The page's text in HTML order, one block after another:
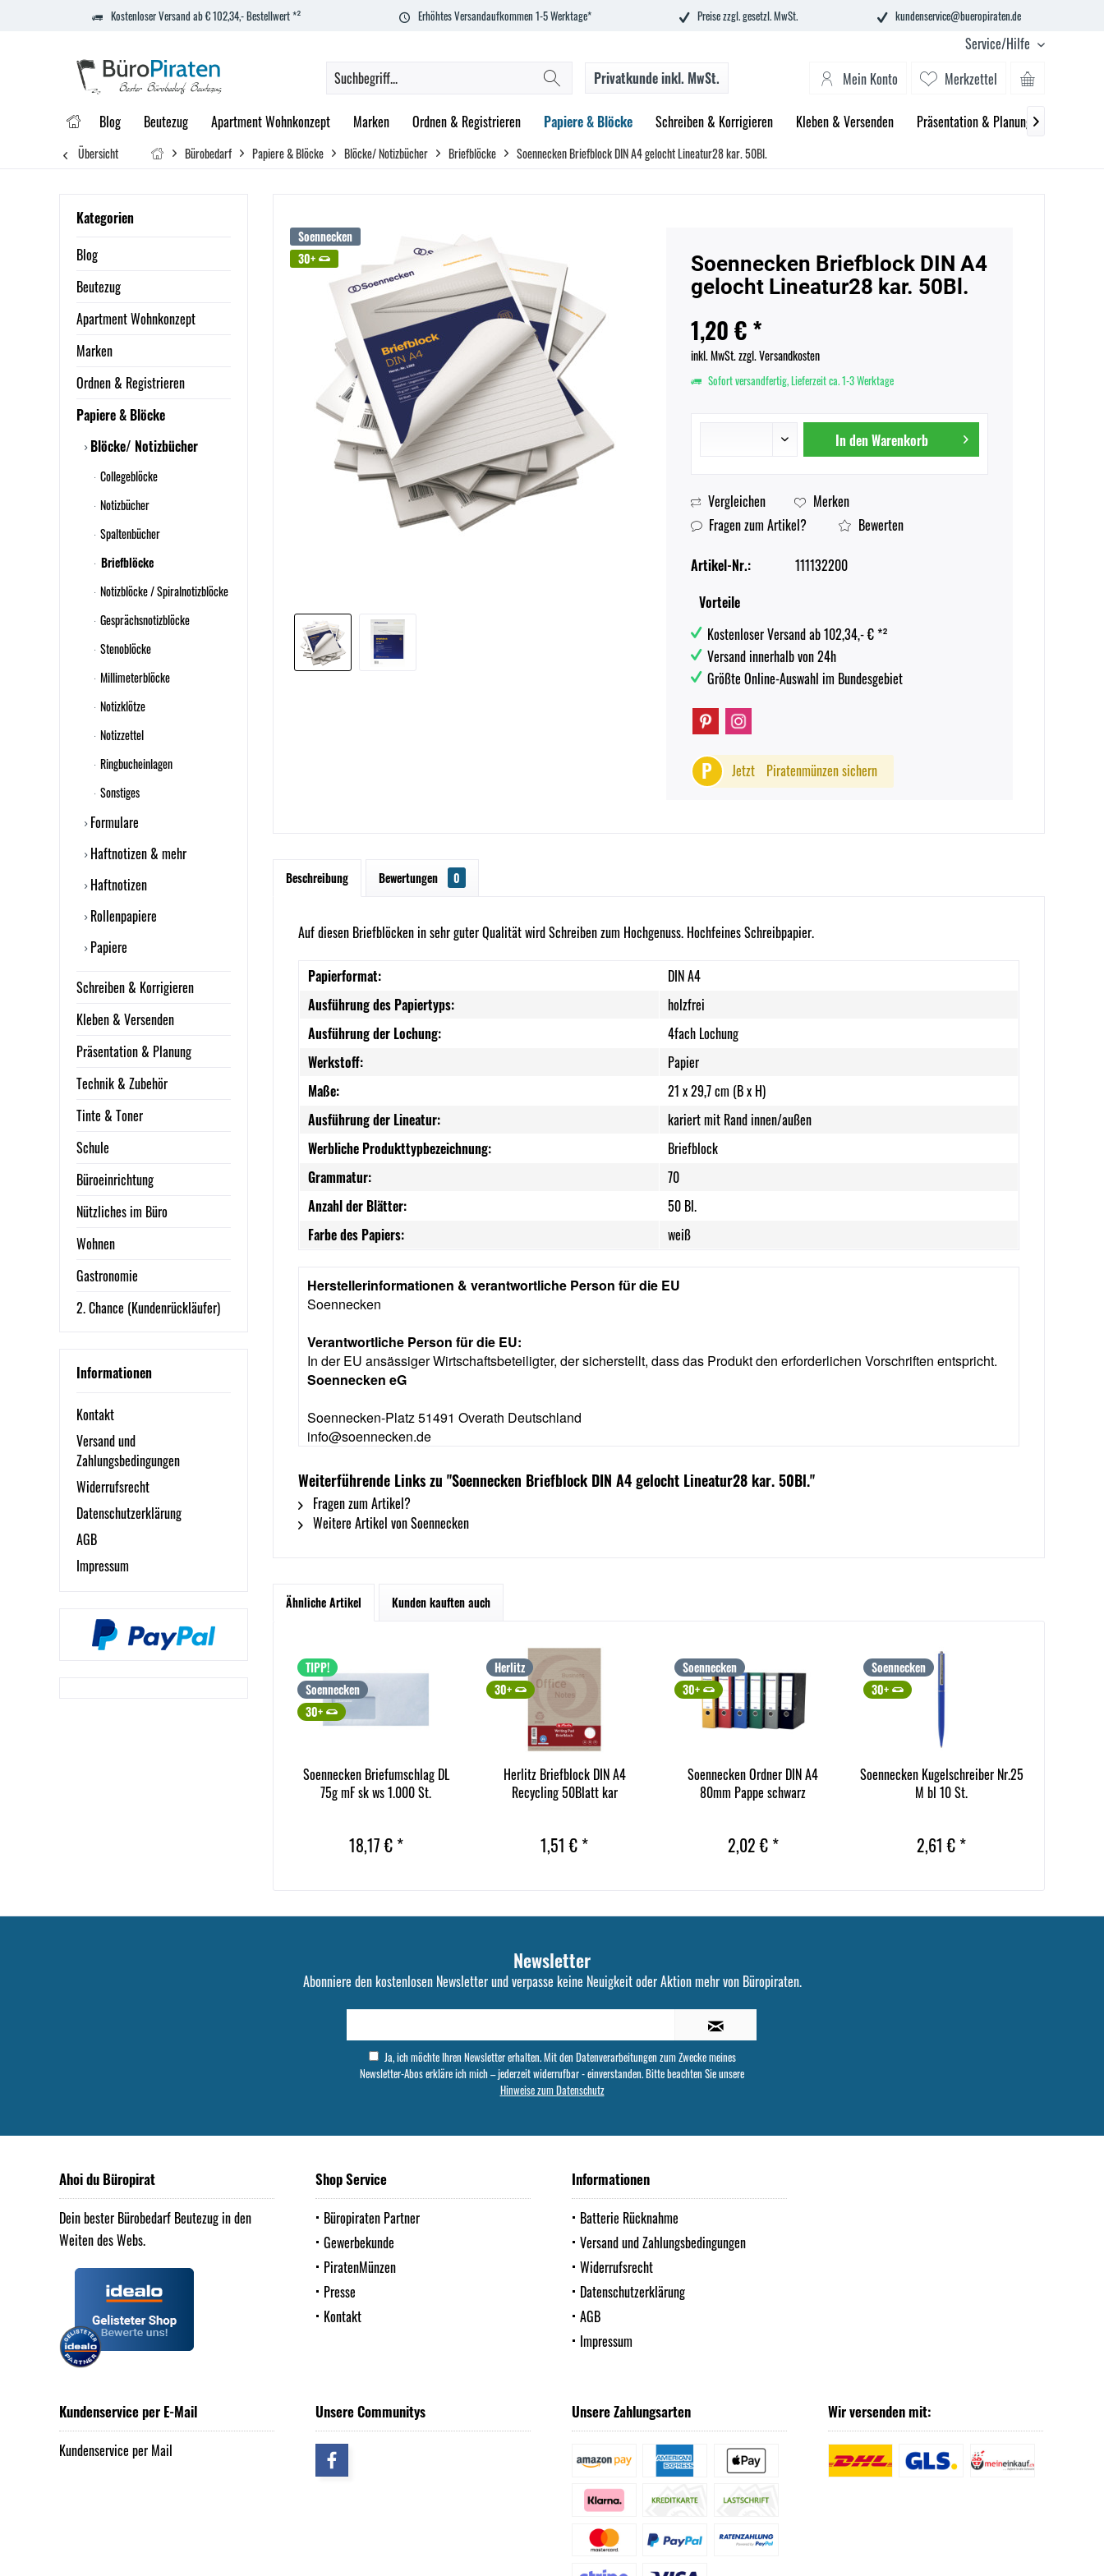
Kostenloser Versand ab € 102,34,- Bestellwert *² Erhöhtes Versandaufkommen 1-5 Werktage* Preise zzgl. gesetzl. MwSt. kundenservice@bueropiraten.de
Service/Hilfe
Merkzettel
Mein Konto
Privatkundeinkl. MwSt.
Blog Beutezug Apartment Wohnkonzept Marken Ordnen & Registrieren Papiere & Blöcke Schreiben & Korrigieren Kleben & Versenden Präsentation & Planung 
Übersicht Bürobedarf Papiere & Blöcke Blöcke/ Notizbücher Briefblöcke Soennecken Briefblock DIN A4 gelocht Lineatur28 kar. 50Bl.
Kategorien
Blog
Beutezug
Apartment Wohnkonzept
Marken
Ordnen & Registrieren
Papiere & Blöcke
Blöcke/ Notizbücher
Collegeblöcke
Notizbücher
Spaltenbücher
Briefblöcke
Notizblöcke / Spiralnotizblöcke
Gesprächsnotizblöcke
Stenoblöcke
Millimeterblöcke
Notizklötze
Notizzettel
Ringbucheinlagen
Sonstiges
Formulare
Haftnotizen & mehr
Haftnotizen
Rollenpapiere
Papiere
Schreiben & Korrigieren
Kleben & Versenden
Präsentation & Planung
Technik & Zubehör
Tinte & Toner
Schule
Büroeinrichtung
Nützliches im Büro
Wohnen
Gastronomie
2. Chance (Kundenrückläufer)
Informationen
Kontakt
Versand und
Zahlungsbedingungen
Widerrufsrecht
Datenschutzerklärung
AGB
Impressum
Soennecken
30+
Soennecken Briefblock DIN A4
gelocht Lineatur28 kar. 50Bl.
1,20 € *
inkl. MwSt.zzgl. Versandkosten
Sofort versandfertig, Lieferzeit ca. 1-3 Werktage
In denWarenkorb
Vergleichen
Merken
Fragen zum Artikel?
Bewerten
Artikel-Nr.:
111132200
Vorteile
Kostenloser Versand ab 102,34,- € *²
Versand innerhalb von 24h
Größte Online-Auswahl im Bundesgebiet
P Jetzt Piratenmünzen sichern
Beschreibung Bewertungen 0
Auf diesen Briefblöcken in sehr guter Qualität wird Schreiben zum Hochgenuss. Hochfeines Schreibpapier.
Papierformat:
DIN A4
Ausführung des Papiertyps:
holzfrei
Ausführung der Lochung:
4fach Lochung
Werkstoff:
Papier
Maße:
21 x 29,7 cm (B x H)
Ausführung der Lineatur:
kariert mit Rand innen/außen
Werbliche Produkttypbezeichnung:
Briefblock
Grammatur:
70
Anzahl der Blätter:
50 Bl.
Farbe des Papiers:
weiß
Herstellerinformationen & verantwortliche Person für die EU
Soennecken
Verantwortliche Person für die EU:
In der EU ansässiger Wirtschaftsbeteiligter, der sicherstellt, dass das Produkt den erforderlichen Vorschriften entspricht.
Soennecken eG
Soennecken-Platz 51491 Overath Deutschland
info@soennecken.de
Weiterführende Links zu "Soennecken Briefblock DIN A4 gelocht Lineatur28 kar. 50Bl."
Fragen zum Artikel?
Weitere Artikel von Soennecken
Ähnliche Artikel Kunden kauften auch
TIPP!
Soennecken
30+
Soennecken Briefumschlag DL
75g mF sk ws 1.000 St.
18,17 € *
Herlitz
30+
Herlitz Briefblock DIN A4
Recycling 50Blatt kar
1,51 € *
Soennecken
30+
Soennecken Ordner DIN A4
80mm Pappe schwarz
2,02 € *
Soennecken
30+
Soennecken Kugelschreiber Nr.25
M bl 10 St.
2,61 € *
Newsletter
Abonniere den kostenlosen Newsletter und verpasse keine Neuigkeit oder Aktion mehr von Büropiraten.
Ja, ich möchte Ihren Newsletter erhalten. Mit den Datenverarbeitungen zum Zwecke meines
Newsletter-Abos erkläre ich mich – jederzeit widerrufbar - einverstanden. Bitte beachten Sie unsere
Hinweise zum Datenschutz
Ahoi du Büropirat
Dein bester Bürobedarf Beutezug in den
Weiten des Webs.
Shop Service
Büropiraten Partner
Gewerbekunde
PiratenMünzen
Presse
Kontakt
Informationen
Batterie Rücknahme
Versand und Zahlungsbedingungen
Widerrufsrecht
Datenschutzerklärung
AGB
Impressum
Kundenservice per E-Mail
Kundenservice per Mail
Unsere Communitys Unsere Zahlungsarten Wir versenden mit: